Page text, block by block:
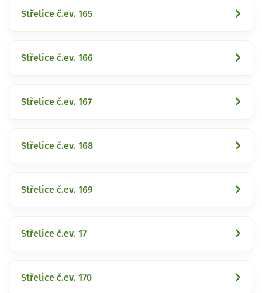
Střelice č.ev. 165
Střelice č.ev. 166
Střelice č.ev. 167
Střelice č.ev. 168
Střelice č.ev. 169
Střelice č.ev. 17
Střelice č.ev. 170